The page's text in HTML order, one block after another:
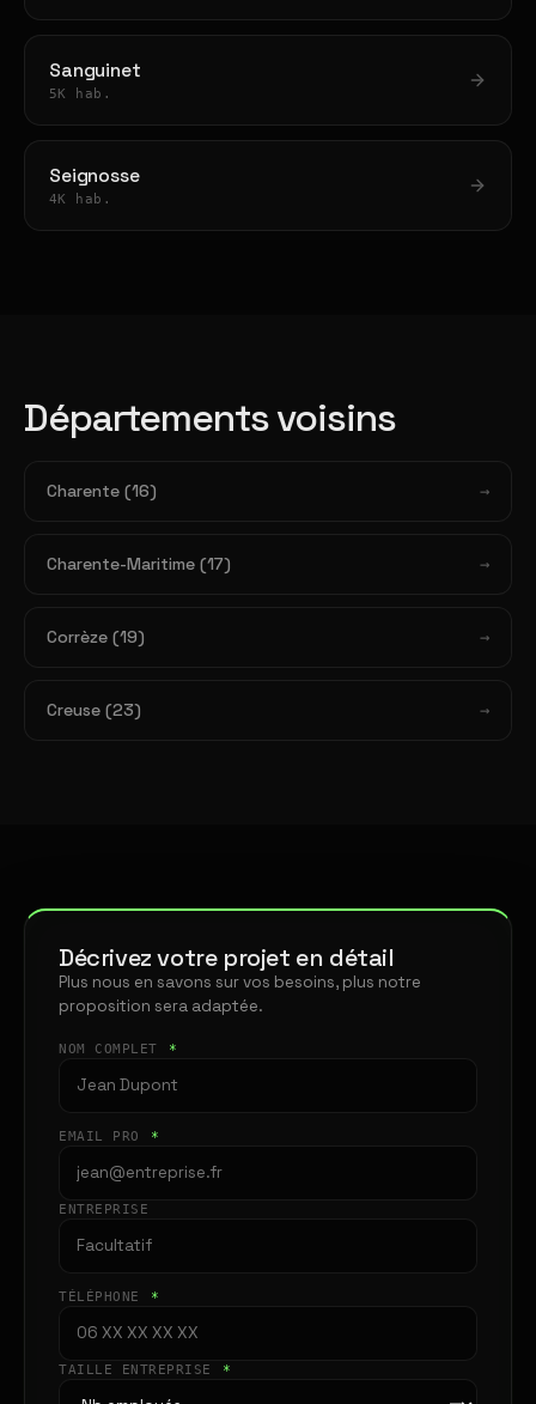
Sanguinet
5K hab.
Seignosse
4K hab.
Départements voisins
Charente (16)
Charente-Maritime (17)
Corrèze (19)
Creuse (23)
Décrivez votre projet en détail
Plus nous en savons sur vos besoins, plus notre
proposition sera adaptée.
NOM COMPLET *
EMAIL PRO *
ENTREPRISE
TÉLÉPHONE *
TAILLE ENTREPRISE *